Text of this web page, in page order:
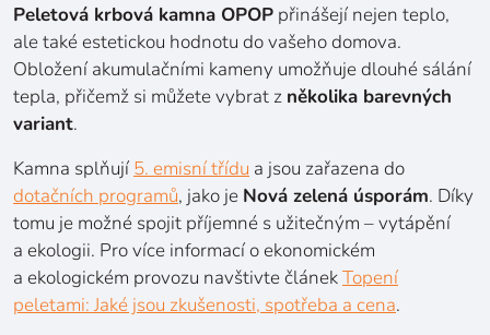
Peletová krbová kamna OPOP přinášejí nejen teplo,
ale také estetickou hodnotu do vašeho domova.
Obložení akumulačními kameny umožňuje dlouhé sálání
tepla, přičemž si můžete vybrat z několika barevných
variant.
Kamna splňují 5. emisní třídu a jsou zařazena do
dotačních programů, jako je Nová zelená úsporám. Díky
tomu je možné spojit příjemné s užitečným – vytápění
a ekologii. Pro více informací o ekonomickém
a ekologickém provozu navštivte článekTopení
peletami: Jaké jsou zkušenosti, spotřeba a cena.